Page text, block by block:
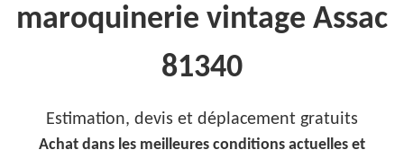
maroquinerie vintage Assac
81340
Estimation, devis et déplacement gratuits
Achat dans les meilleures conditions actuelles et